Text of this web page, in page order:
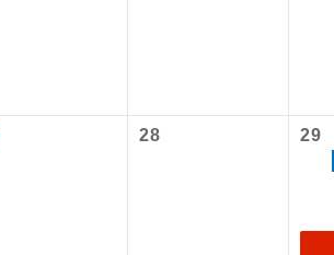
28 29
大浴場
お部屋食